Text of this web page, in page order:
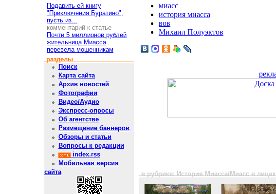
Подарить ей книгу
"Приключения Буратино",
пусть из...
комментарий к статье
Почти 5 миллионов рублей
жительница Миасса
перевела мошенникам
разделы
Поиск
Карта сайта
Архив новостей
Фотографии
Видео/Аудио
Экспресс-опросы
Об агентстве
Размещение баннеров
Обзоры и статьи
Вопросы к редакции
index.rss
Мобильная версия
сайта
миасс
история миасса
вов
Михаил Полуэктов
в рубрике: История Миасса/Миасс в